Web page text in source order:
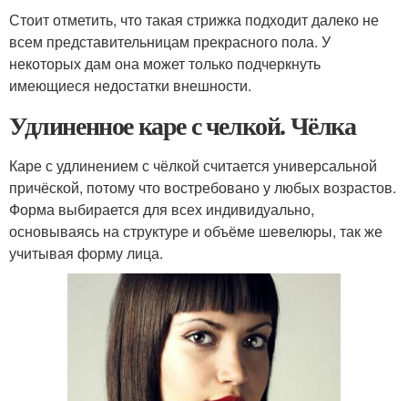
Стоит отметить, что такая стрижка подходит далеко не
всем представительницам прекрасного пола. У
некоторых дам она может только подчеркнуть
имеющиеся недостатки внешности.
Удлиненное каре с челкой. Чёлка
Каре с удлинением с чёлкой считается универсальной
причёской, потому что востребовано у любых возрастов.
Форма выбирается для всех индивидуально,
основываясь на структуре и объёме шевелюры, так же
учитывая форму лица.